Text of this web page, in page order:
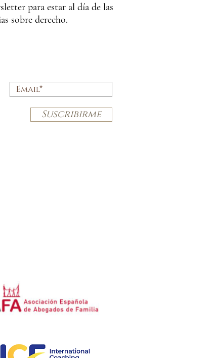
para estar al día de las
sobre derecho.
Suscribirme